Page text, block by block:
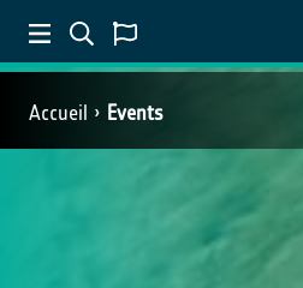
Accueil Events